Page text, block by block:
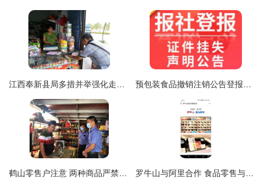
江西奉新县局多措并举强化走访宣传，精准防范卷烟与乳制品调包风险 预包装食品撤销注销公告登报办理全流程详解
鹤山零售户注意 两种商品严禁向未成年人销售，违者将严肃查处 罗牛山与阿里合作 食品零售与多元化发展的隐忧